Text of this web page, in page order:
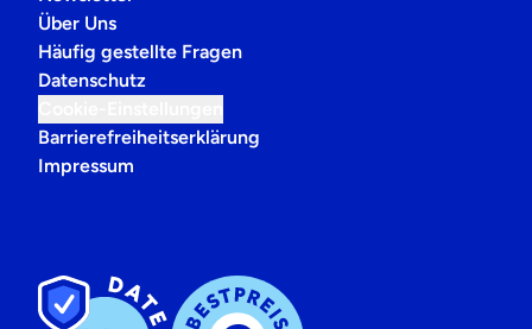
Über Uns
Häufig gestellte Fragen
Datenschutz
Barrierefreiheitserklärung
Impressum